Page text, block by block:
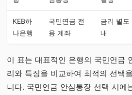
KEB하
나은행
국민연금 전
용 계좌
금리 별도
내
이 표는 대표적인 은행의 국민연금
리와 특징을 비교하여 최적의 선택
니다. 국민연금 안심통장 선택 시에